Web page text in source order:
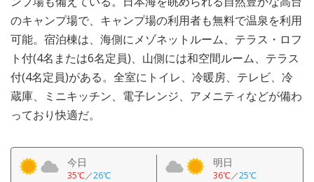
のキャンプ場で、キャンプ場の利用者も無料で温泉を利用
可能。宿泊棟は、海側にメゾネットルーム、テラス・ロフ
ト付(4名または6名定員)、山側には和空間ルーム、テラス
付(4名定員)がある。全室にトイレ、冷暖房、テレビ、冷
蔵庫、ミニキッチン、電子レンジ、アメニティなどが備わ
っており快適だ。
今日
35℃／26℃
明日
36℃／25℃